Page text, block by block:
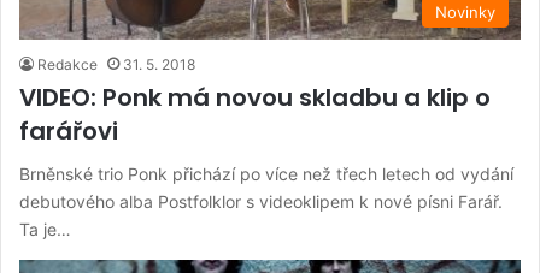
Novinky
Redakce 31. 5. 2018
VIDEO: Ponk má novou skladbu a klip o
farářovi
Brněnské trio Ponk přichází po více než třech letech od vydání
debutového alba Postfolklor s videoklipem k nové písni Farář.
Ta je…